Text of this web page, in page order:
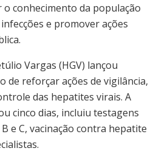
conhecimento da população
e promover ações
Vargas (HGV) lançou
de reforçar ações de vigilância,
das hepatites virais. A
cinco dias, incluiu testagens
e C, vacinação contra hepatite